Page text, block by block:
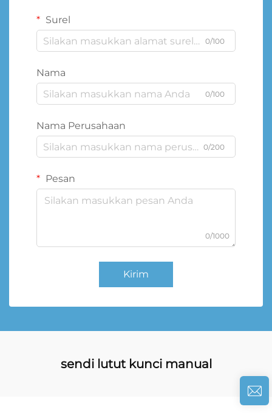
Surel
0/100
Nama
0/100
Nama Perusahaan
0/200
Pesan
0/1000
Kirim
sendi lutut kunci manual